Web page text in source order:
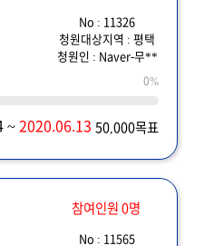
No : 11326
청원대상지역 : 평택
청원인 : Naver-무**
0%
~2020.06.13 50,000목표
참여인원 0명
No : 11565